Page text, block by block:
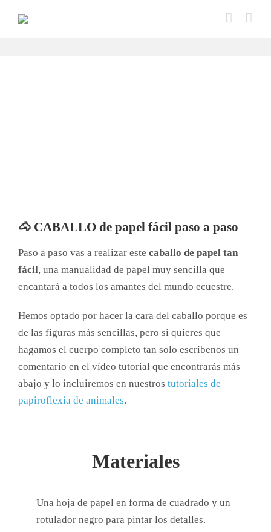
🐴 CABALLO de papel fácil paso a paso
Paso a paso vas a realizar este caballo de papel tan
fácil, una manualidad de papel muy sencilla que
encantará a todos los amantes del mundo ecuestre.
Hemos optado por hacer la cara del caballo porque es
de las figuras más sencillas, pero si quieres que
hagamos el cuerpo completo tan solo escríbenos un
comentario en el vídeo tutorial que encontrarás más
abajo y lo incluiremos en nuestros tutoriales de
papiroflexia de animales.
Materiales
Una hoja de papel en forma de cuadrado y un
rotulador negro para pintar los detalles.